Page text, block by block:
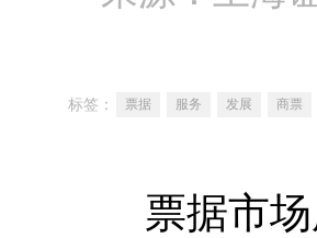
标签： 票据 服务 发展 商票
票据市场